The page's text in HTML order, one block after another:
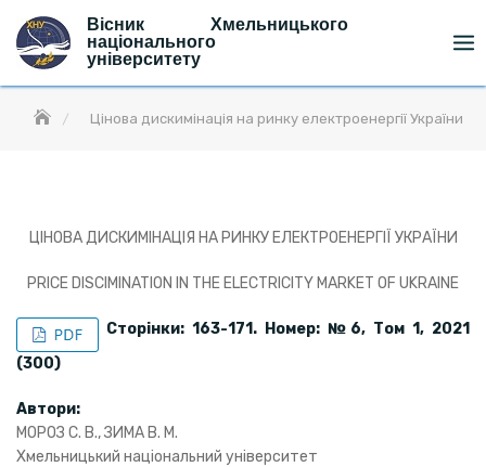
content
Вісник Хмельницького
національного
університету
Цінова дискимінація на ринку електроенергії України
ЦІНОВА ДИСКИМІНАЦІЯ НА РИНКУ ЕЛЕКТРОЕНЕРГІЇ УКРАЇНИ
PRICE DISCIMINATION IN THE ELECTRICITY MARKET OF UKRAINE
Сторінки: 163-171. Номер: № 6, Том 1, 2021
(300)
Автори:
МОРОЗ С. В., ЗИМА В. М.
Хмельницький національний університет